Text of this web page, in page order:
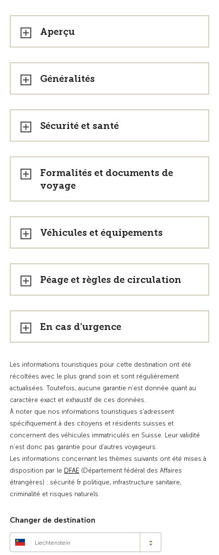
Aperçu
Généralités
Sécurité et santé
Formalités et documents de
voyage
Véhicules et équipements
Péage et règles de circulation
En cas d'urgence
Les informations touristiques pour cette destination ont été
récoltées avec le plus grand soin et sont régulièrement
actualisées. Toutefois, aucune garantie n'est donnée quant au
caractère exact et exhaustif de ces données.
À noter que nos informations touristiques s'adressent
spécifiquement à des citoyens et résidents suisses et
concernent des véhicules immatriculés en Suisse. Leur validité
n’est donc pas garantie pour d’autres voyageurs.
Les informations concernant les thèmes suivants ont été mises à
disposition par le DFAE (Département fédéral des Affaires
étrangères) : sécurité & politique, infrastructure sanitaire,
criminalité et risques naturels.
Changer de destination
Liechtenstein